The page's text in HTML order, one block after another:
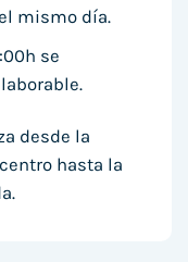
mismo día.
se
desde la
hasta la